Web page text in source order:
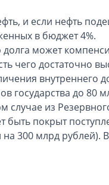
и если нефть
в бюджет 4%.
может
чего достаточно
внутреннего
государства до 80
случае из
покрыт
на 300 млрд